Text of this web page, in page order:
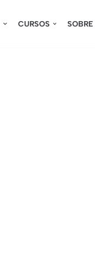
CURSOS